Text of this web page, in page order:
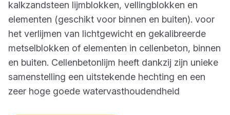
kalkzandsteen lijmblokken, vellingblokken en
elementen (geschikt voor binnen en buiten). voor
het verlijmen van lichtgewicht en gekalibreerde
metselblokken of elementen in cellenbeton, binnen
en buiten. Cellenbetonlijm heeft dankzij zijn unieke
samenstelling een uitstekende hechting en een
zeer hoge goede watervasthoudendheid